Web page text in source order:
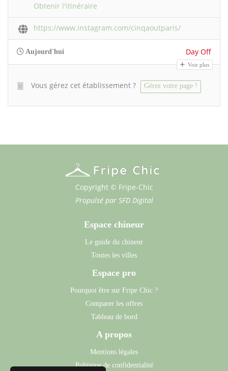
Obtenir l'itinéraire
https://www.instagram.com/cinqaoutparis/
Aujourd'hui Day Off
Voir plus
Vous gérez cet établissement ? Gérez votre page !
Copyright © Fripe-Chic
Propulsé par SFD Digital
Espace chineur
Le guide du chineur
Toutes les villes
Espace pro
Pourquoi être sur Fripe Chic ?
Comparer les offres
Tableau de bord
A propos
Mentions légales
Politique de confidentialité